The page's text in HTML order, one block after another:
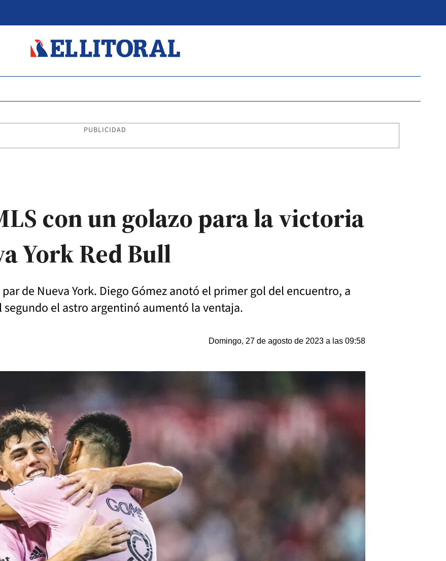
PUBLICIDAD
con un golazo para la victoria
York Red Bull
de Nueva York. Diego Gómez anotó el primer gol del encuentro, a
el astro argentinó aumentó la ventaja.
Domingo, 27 de agosto de 2023 a las 09:58